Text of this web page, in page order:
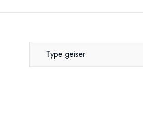
Type geiser